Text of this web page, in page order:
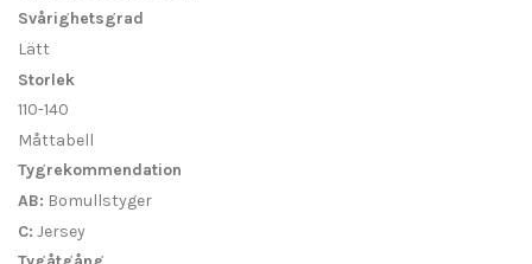
Svårighetsgrad
Lätt
Storlek
110-140
Måttabell
Tygrekommendation
AB: Bomullstyger
C: Jersey